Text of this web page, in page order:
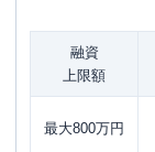
融資
上限額
最大800万円